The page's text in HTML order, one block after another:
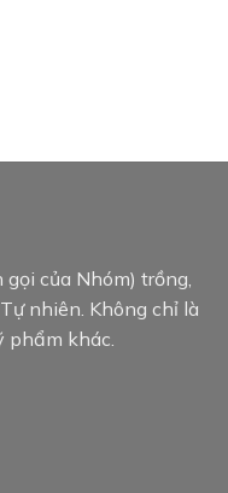
của Nhóm) trồng,
nhiên. Không chỉ là
phẩm khác.